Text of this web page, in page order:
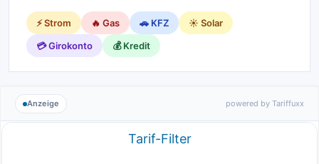
⚡ Strom 🔥 Gas 🚗 KFZ
☀️ Solar
💳 Girokonto
💰 Kredit
Anzeige powered by Tariffuxx